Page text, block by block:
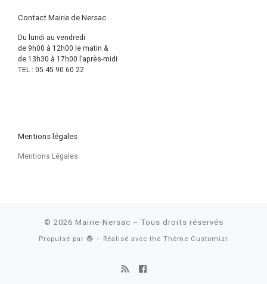
Contact Mairie de Nersac
Du lundi au vendredi
de 9h00 à 12h00 le matin &
de 13h30 à 17h00 l’après-midi
TEL : 05 45 90 60 22
Mentions légales
Mentions Légales
© 2026 Mairie-Nersac – Tous droits réservés
Propulsé par – Réalisé avec the Thème Customizr